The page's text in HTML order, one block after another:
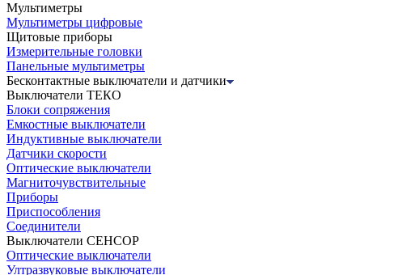
Мультиметры
Мультиметры цифровые
Щитовые приборы
Измерительные головки
Панельные мультиметры
Бесконтактные выключатели и датчики
Выключатели ТЕКО
Блоки сопряжения
Емкостные выключатели
Индуктивные выключатели
Датчики скорости
Оптические выключатели
Магниточувствительные
Приборы
Приспособления
Соединители
Выключатели СЕНСОР
Оптические выключатели
Ултразвуковые выключатели